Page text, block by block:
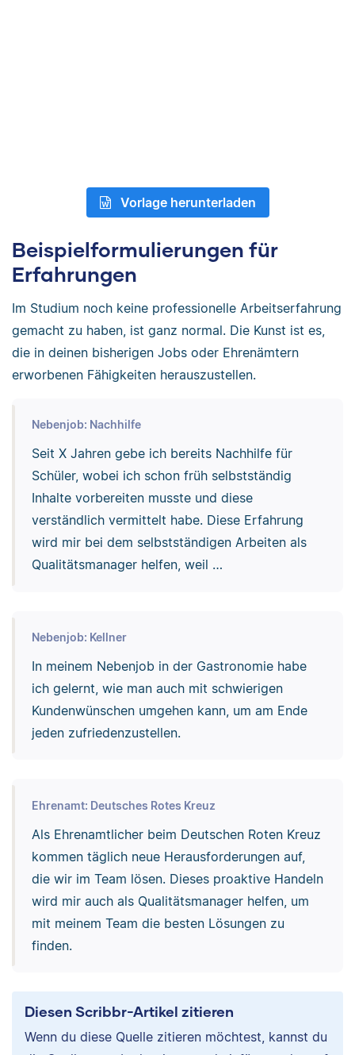
Vorlage herunterladen
Beispielformulierungen für
Erfahrungen
Im Studium noch keine professionelle Arbeitserfahrung
gemacht zu haben, ist ganz normal. Die Kunst ist es,
die in deinen bisherigen Jobs oder Ehrenämtern
erworbenen Fähigkeiten herauszustellen.
Nebenjob: Nachhilfe
Seit X Jahren gebe ich bereits Nachhilfe für
Schüler, wobei ich schon früh selbstständig
Inhalte vorbereiten musste und diese
verständlich vermittelt habe. Diese Erfahrung
wird mir bei dem selbstständigen Arbeiten als
Qualitätsmanager helfen, weil …
Nebenjob: Kellner
In meinem Nebenjob in der Gastronomie habe
ich gelernt, wie man auch mit schwierigen
Kundenwünschen umgehen kann, um am Ende
jeden zufriedenzustellen.
Ehrenamt: Deutsches Rotes Kreuz
Als Ehrenamtlicher beim Deutschen Roten Kreuz
kommen täglich neue Herausforderungen auf,
die wir im Team lösen. Dieses proaktive Handeln
wird mir auch als Qualitätsmanager helfen, um
mit meinem Team die besten Lösungen zu
finden.
Diesen Scribbr-Artikel zitieren
Wenn du diese Quelle zitieren möchtest, kannst du